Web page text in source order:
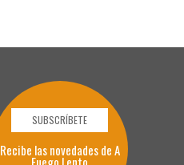
SUBSCRÍBETE
Recibe las novedades de A